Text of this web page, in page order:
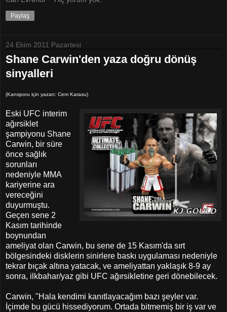
Paylaş
24 Ekim 2011 Pazartesi
Shane Carwin'den yaza doğru dönüş
sinyalleri
(Kansporu için yazan: Cem Karasu)
Eski UFC interim
ağırsiklet
şampiyonu Shane
Carwin, bir süre
önce sağlık
sorunları
nedeniyle MMA
kariyerine ara
vereceğini
duyurmuştu.
Geçen sene 2
Kasım tarihinde
boynundan
ameliyat olan Carwin, bu sene de 15 Kasım'da sırt
bölgesindeki disklerin sinirlere baskı uygulaması nedeniyle
tekrar bıçak altına yatacak, ve ameliyattan yaklaşık 8-9 ay
sonra, ilkbahar/yaz gibi UFC ağırsikletine geri dönebilecek.
Carwin, "Hala kendimi kanıtlayacağım bazı şeyler var.
İçimde bu gücü hissediyorum. Ortada bitmemiş bir iş var ve